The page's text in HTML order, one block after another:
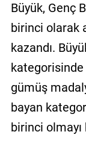
Büyük, Genç
birinci olarak
kazandı.
gümüş
bayan
birinci olmayı